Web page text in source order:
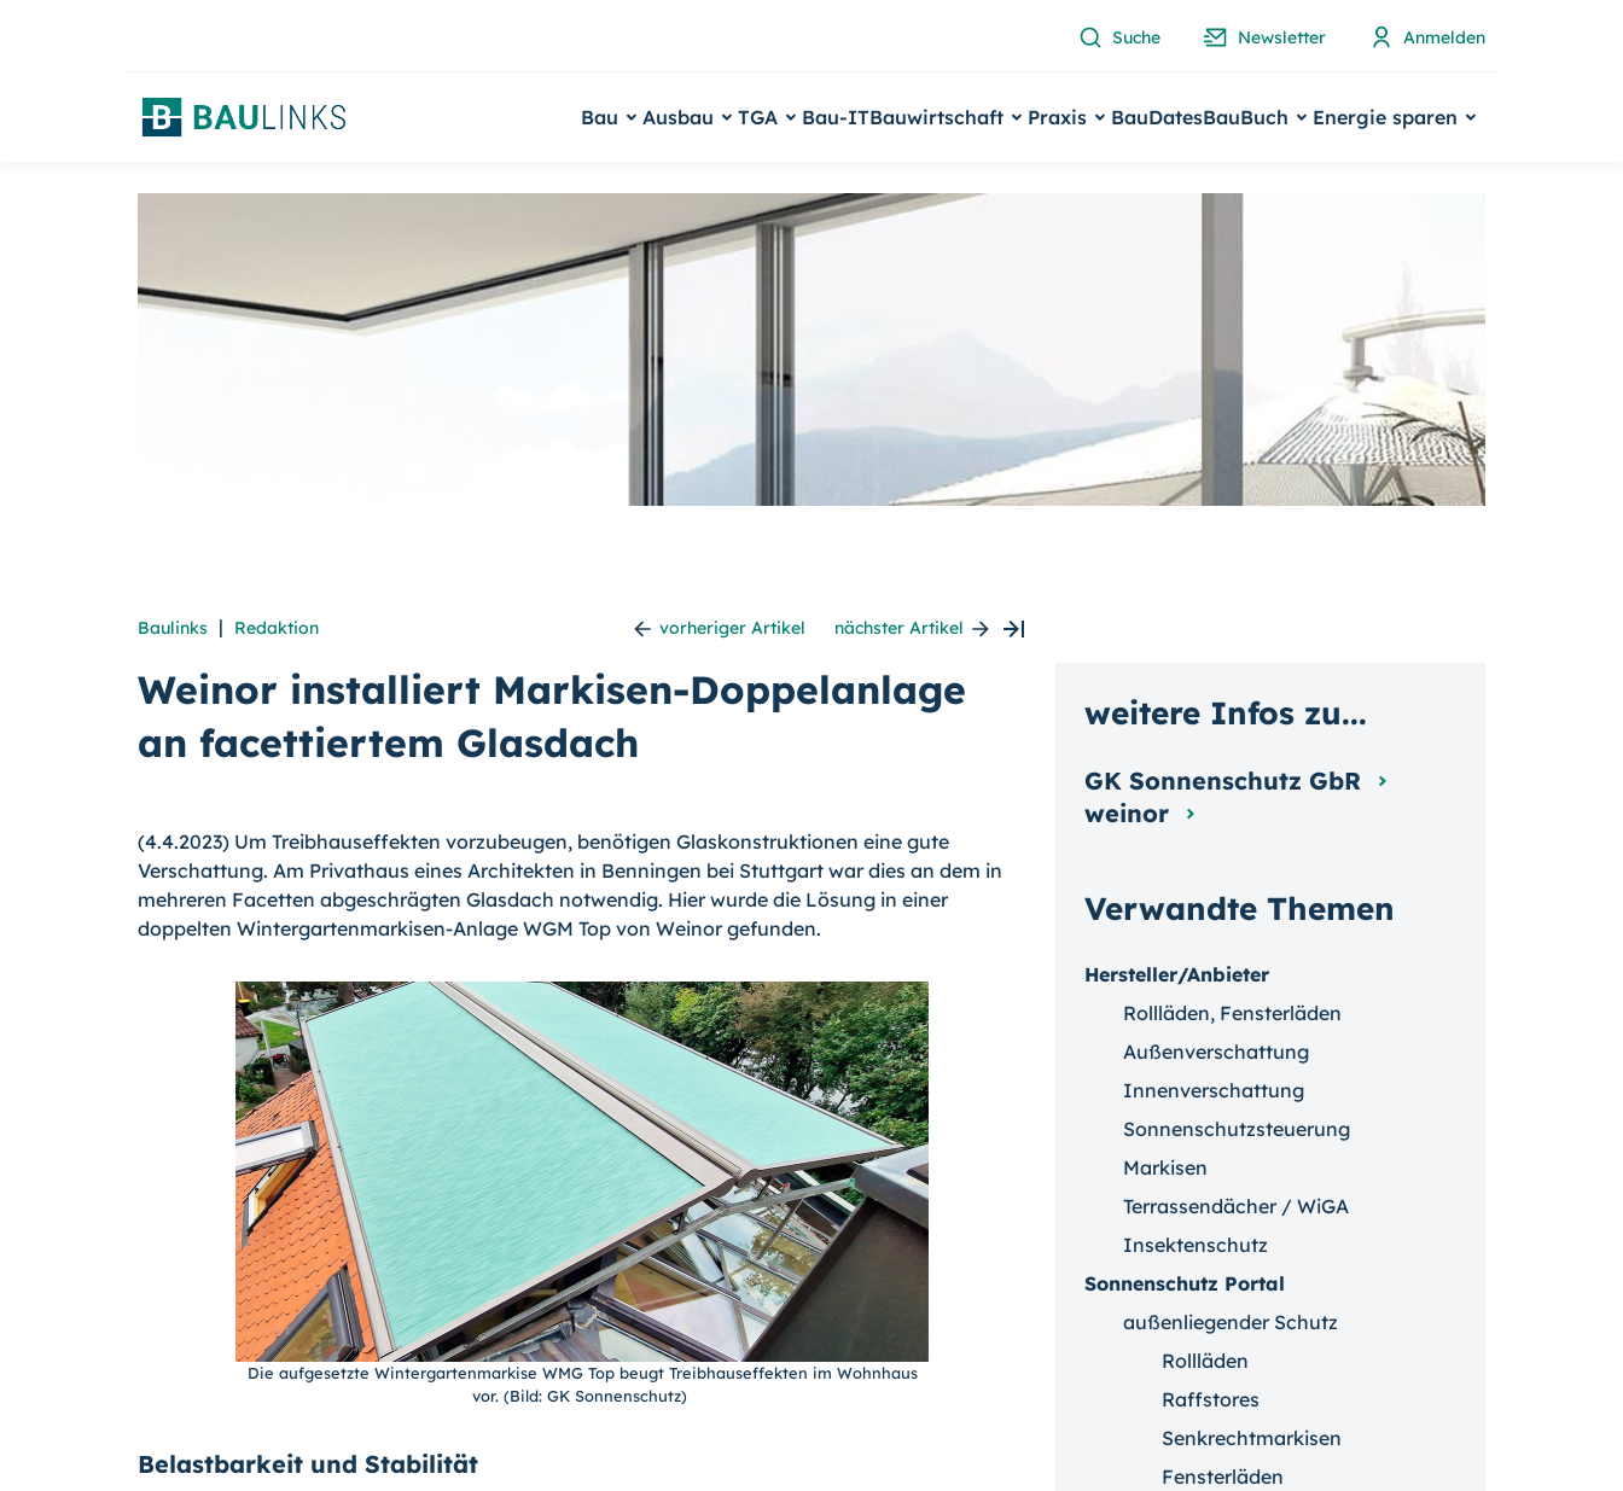
Suche Newsletter Anmelden
Bau Ausbau TGA Bau-ITBauwirtschaft Praxis BauDatesBauBuch Energie sparen
Baulinks | Redaktion vorheriger Artikel nächster Artikel
Weinor installiert Markisen-Doppelanlage
an facettiertem Glasdach
(4.4.2023) Um Treibhauseffekten vorzubeugen, benötigen Glaskonstruktionen eine gute
Verschattung. Am Privathaus eines Architekten in Benningen bei Stuttgart war dies an dem in
mehreren Facetten abgeschrägten Glasdach notwendig. Hier wurde die Lösung in einer
doppelten Wintergartenmarkisen-Anlage WGM Top von Weinor gefunden.
Die aufgesetzte Wintergartenmarkise WMG Top beugt Treibhauseffekten im Wohnhaus
vor. (Bild: GK Sonnenschutz)
Belastbarkeit und Stabilität
Verwandte Themen
Hersteller/Anbieter
Rollläden, Fensterläden
Außenverschattung
Innenverschattung
Sonnenschutzsteuerung
Markisen
Terrassendächer / WiGA
Insektenschutz
Sonnenschutz Portal
außenliegender Schutz
Rollläden
Raffstores
Senkrechtmarkisen
Fensterläden
weitere Infos zu...
GK Sonnenschutz GbR
weinor